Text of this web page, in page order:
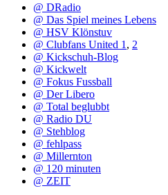
@ DRadio
@ Das Spiel meines Lebens
@ HSV Klönstuv
@ Clubfans United 1 , 2
@ Kickschuh-Blog
@ Kickwelt
@ Fokus Fussball
@ Der Libero
@ Total beglubbt
@ Radio DU
@ Stehblog
@ fehlpass
@ Millernton
@ 120 minuten
@ ZEIT